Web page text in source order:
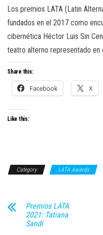
Los premios LATA (Latin
fundados en el 2017 como
cibernética Héctor Luis Sin
teatro alterno representado en
Share this:
Facebook X
Like this:
Category LATA Awards
Premios LATA
2021: Tatiana
Sandí